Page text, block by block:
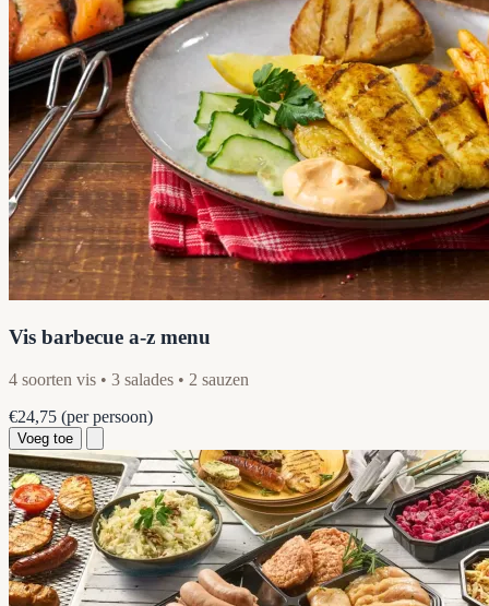
Vis barbecue a-z menu
4 soorten vis • 3 salades • 2 sauzen
€24,75 (per persoon)
Voeg toe